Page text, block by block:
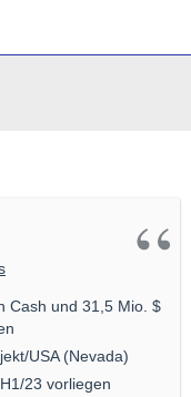
Cash und 31,5 Mio. $
USA (Nevada)
23 vorliegen